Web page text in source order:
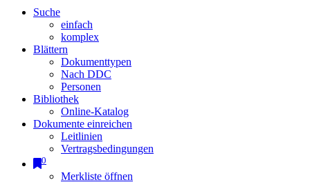
Suche
einfach
komplex
Blättern
Dokumenttypen
Nach DDC
Personen
Bibliothek
Online-Katalog
Dokumente einreichen
Leitlinien
Vertragsbedingungen
0
Merkliste öffnen